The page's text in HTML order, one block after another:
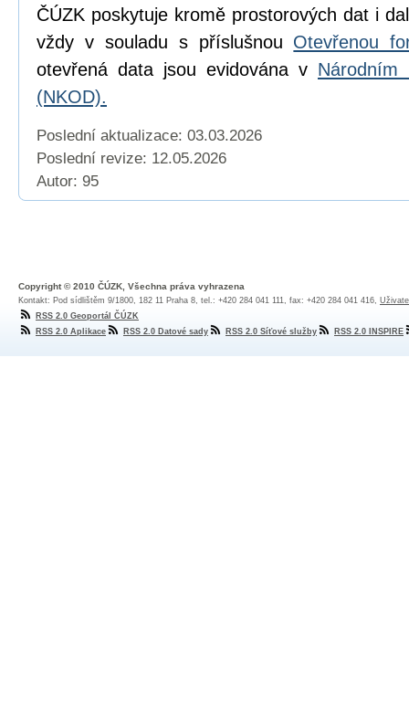
ČÚZK poskytuje kromě prostorových dat i
vždy v souladu s příslušnou Otevřenou
otevřená data jsou evidována v Národním
(NKOD).
Poslední aktualizace: 03.03.2026
Poslední revize: 12.05.2026
Autor: 95
Copyright © 2010 ČÚZK, Všechna práva vyhrazena
Kontakt: Pod sídlištěm 9/1800, 182 11 Praha 8, tel.: +420 284 041 111, fax: +420 284 041 416,
RSS 2.0 Geoportál ČÚZK
RSS 2.0 Aplikace
RSS 2.0 Datové sady RSS 2.0 Síťové služby RSS 2.0 INSPIRE